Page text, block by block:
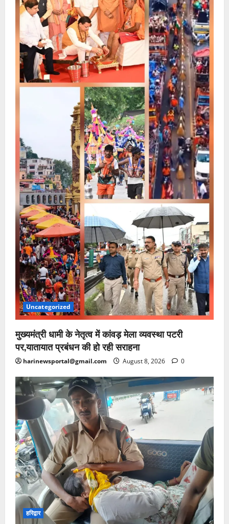
Uncategorized
मुख्यमंत्री धामी के नेतृत्व में कांवड़ मेला व्यवस्था पटरी
पर,यातायात प्रबंधन की हो रही सराहना
harinewsportal@gmail.com August 8, 2026 0
हरिद्वार